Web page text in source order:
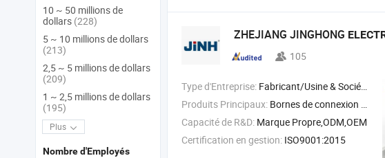
ZHEJIANG JINGHONG
105
Type d'Entreprise: Fabricant/Usine & Société Commerciale
Produits Principaux: Bornes de connexion , connecteurs étanches
Capacité de R&D: Marque Propre,ODM,OEM
Certification en gestion: ISO9001:2015
10 ~ 50 millions de
dollars (228)
5 ~ 10 millions de dollars
(213)
2,5 ~ 5 millions de dollars
(209)
1 ~ 2,5 millions de dollars
(195)
Plus
Nombre d'Employés